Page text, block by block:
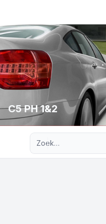
C5 PH 1&2